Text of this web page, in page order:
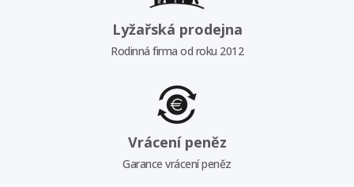
Lyžařská prodejna
Rodinná firma od roku 2012
Vrácení peněz
Garance vrácení peněz